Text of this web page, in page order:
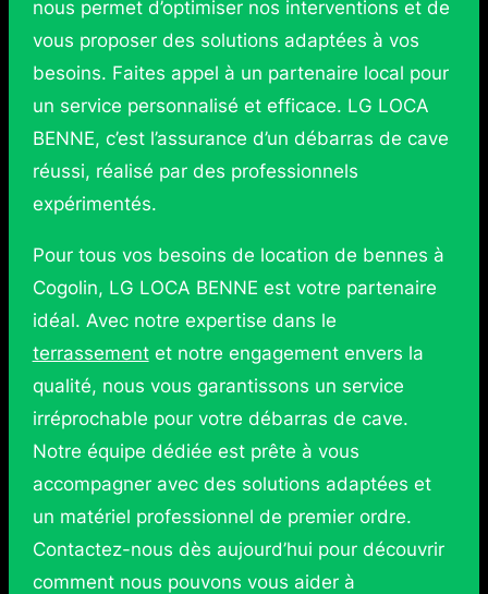
nous permet d’optimiser nos interventions et de
vous proposer des solutions adaptées à vos
besoins. Faites appel à un partenaire local pour
un service personnalisé et efficace. LG LOCA
BENNE, c’est l’assurance d’un débarras de cave
réussi, réalisé par des professionnels
expérimentés.
Pour tous vos besoins de location de bennes à
Cogolin, LG LOCA BENNE est votre partenaire
idéal. Avec notre expertise dans le
terrassementet notre engagement envers la
qualité, nous vous garantissons un service
irréprochable pour votre débarras de cave.
Notre équipe dédiée est prête à vous
accompagner avec des solutions adaptées et
un matériel professionnel de premier ordre.
Contactez-nous dès aujourd’hui pour découvrir
comment nous pouvons vous aider à